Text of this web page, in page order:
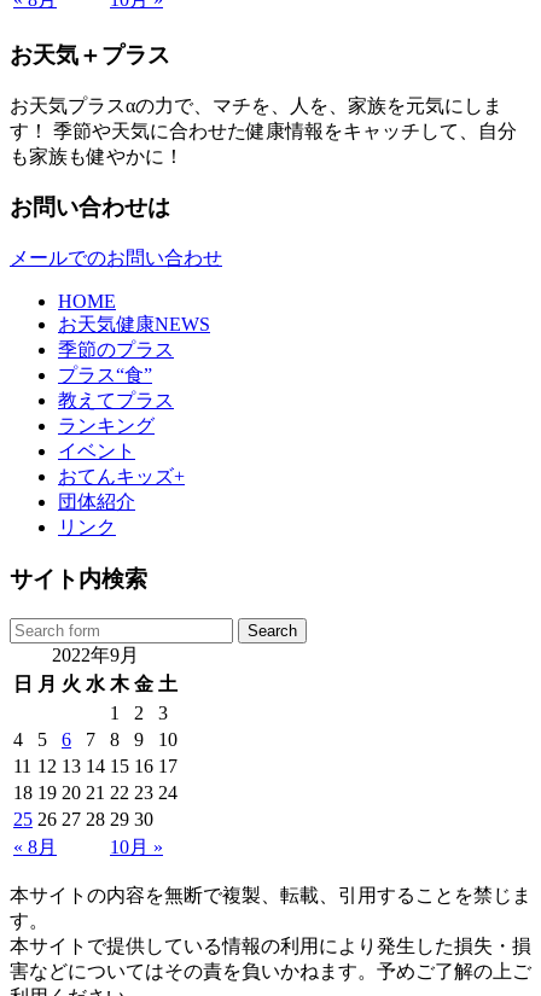
お天気＋プラス
お天気プラスαの力で、マチを、人を、家族を元気にしま
す！ 季節や天気に合わせた健康情報をキャッチして、自分
も家族も健やかに！
お問い合わせは
メールでのお問い合わせ
HOME
お天気健康NEWS
季節のプラス
プラス“食”
教えてプラス
ランキング
イベント
おてんキッズ+
団体紹介
リンク
サイト内検索
2022年9月
日
月 火 水 木 金 土
« 8月 10月 »
1 2
3
4
5 6 7 8 9
10
11 12 13 14 15 16 17
18 19 20 21 22 23 24
25 26 27 28 29 30
本サイトの内容を無断で複製、転載、引用することを禁じま
す。
本サイトで提供している情報の利用により発生した損失・損
害などについてはその責を負いかねます。予めご了解の上ご